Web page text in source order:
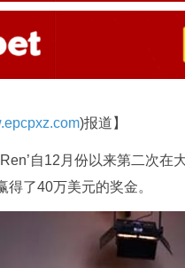
)报道】
自12月份以来第二次
得了40万美元的奖金。